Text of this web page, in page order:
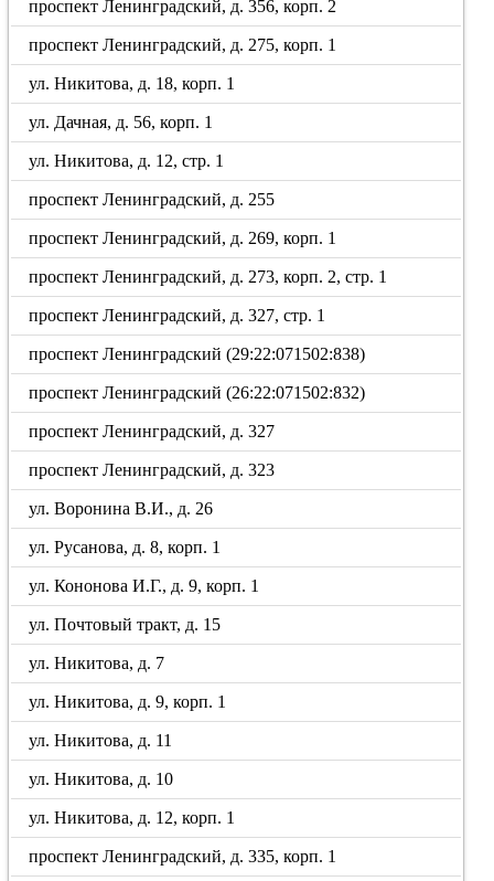
проспект Ленинградский, д. 356, корп. 2
проспект Ленинградский, д. 275, корп. 1
ул. Никитова, д. 18, корп. 1
ул. Дачная, д. 56, корп. 1
ул. Никитова, д. 12, стр. 1
проспект Ленинградский, д. 255
проспект Ленинградский, д. 269, корп. 1
проспект Ленинградский, д. 273, корп. 2, стр. 1
проспект Ленинградский, д. 327, стр. 1
проспект Ленинградский (29:22:071502:838)
проспект Ленинградский (26:22:071502:832)
проспект Ленинградский, д. 327
проспект Ленинградский, д. 323
ул. Воронина В.И., д. 26
ул. Русанова, д. 8, корп. 1
ул. Кононова И.Г., д. 9, корп. 1
ул. Почтовый тракт, д. 15
ул. Никитова, д. 7
ул. Никитова, д. 9, корп. 1
ул. Никитова, д. 11
ул. Никитова, д. 10
ул. Никитова, д. 12, корп. 1
проспект Ленинградский, д. 335, корп. 1